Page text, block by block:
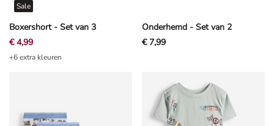
Boxershort - Set van 3
Sale
€ 4,99
+6 extra kleuren
Onderhemd - Set van 2
€ 7,99